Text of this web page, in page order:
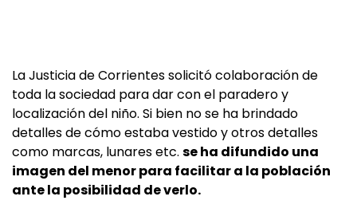
La Justicia de Corrientes solicitó colaboración de
toda la sociedad para dar con el paradero y
localización del niño. Si bien no se ha brindado
detalles de cómo estaba vestido y otros detalles
como marcas, lunares etc. se ha difundido una
imagen del menor para facilitar a la población
ante la posibilidad de verlo.